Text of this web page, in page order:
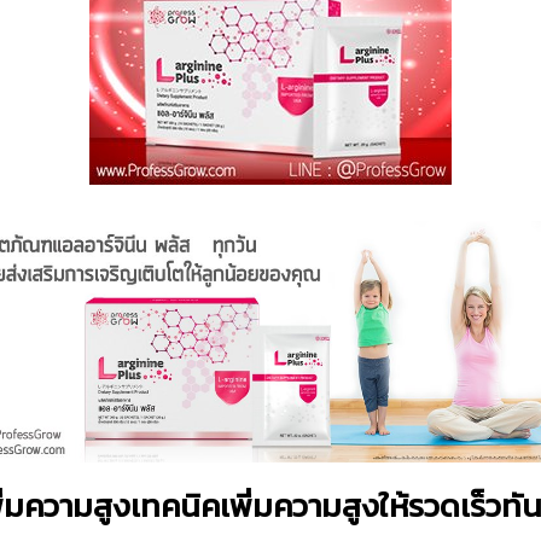
ความสูงเทคนิคเพิ่มความสูงให้รวดเร็วทั